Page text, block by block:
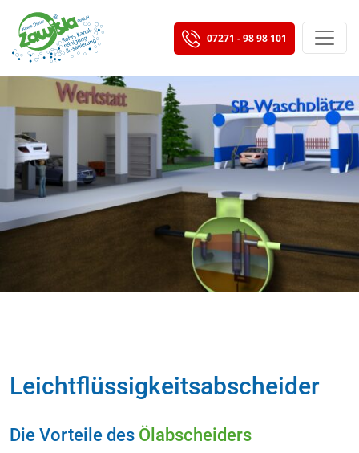
07271 - 98 98 101
Leichtflüssigkeitsabscheider
Die Vorteile des Ölabscheiders